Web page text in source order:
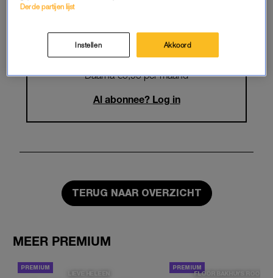
Maandelijks opzegbaar
START GRATIS MAAND
Daarna €5,95 per maand
Al abonnee? Log in
TERUG NAAR OVERZICHT
MEER PREMIUM
LIEVE HELEEN FLOOR BAKHUYS
Derde partijen lijst
Instellen Akkoord